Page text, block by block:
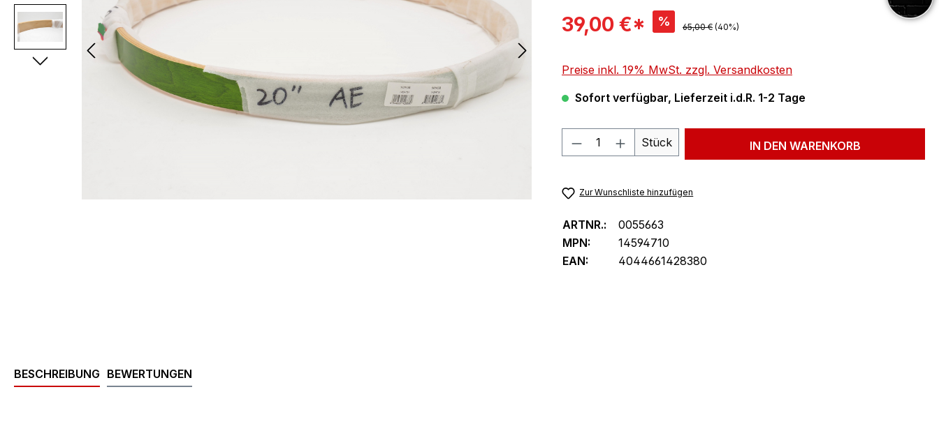
Verkaufspreis:
39,00 €* % Regulärer Preis:
65,00 € (40%)
Preise inkl. 19% MwSt. zzgl. Versandkosten
Sofort verfügbar, Lieferzeit i.d.R. 1-2 Tage
Produkt Anzahl: Gib den gewünschten Wert
Stück IN DEN WARENKORB
Zur Wunschliste hinzufügen
ARTNR.:
0055663
MPN:
14594710
EAN:
4044661428380
BESCHREIBUNG BEWERTUNGEN